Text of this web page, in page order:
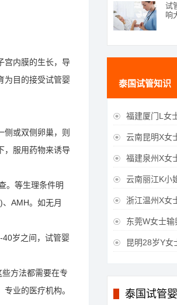
宫内膜的生长，导
为目的接受试管婴
或双侧卵巢，则
，服用药物来诱导
。等生理条件明
AMH。如无月
40岁之间，试管婴
方法都需要在专
业的医疗机构。
试
响
泰国试管知识
 福建厦门L女士的丈夫有
 云南昆明X女士高龄
 福建泉州X女士，丈夫精
 云南丽江K小姐，子宫内膜
 浙江温州X女士的丈夫
 东莞W女士输卵管堵
 昆明28岁Y女士染色体异
泰国试管